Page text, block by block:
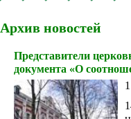
Архив новостей
Представители
документа «О